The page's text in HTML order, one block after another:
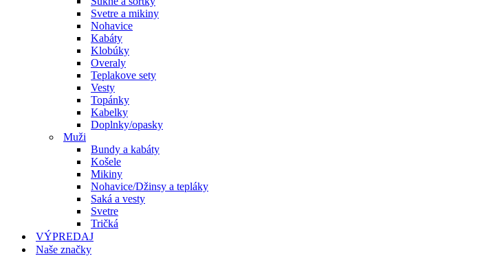
Svetre a mikiny
Nohavice
Kabáty
Klobúky
Overaly
Teplakove sety
Vesty
Topánky
Kabelky
Doplnky/opasky
Muži
Bundy a kabáty
Košele
Mikiny
Nohavice/Džinsy a tepláky
Saká a vesty
Svetre
Tričká
VÝPREDAJ
Naše značky